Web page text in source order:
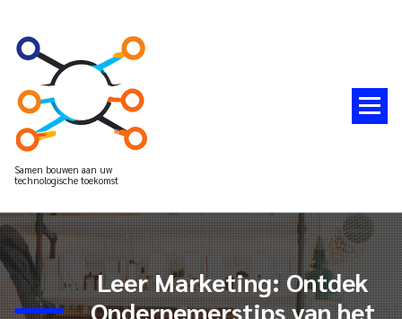
Samen bouwen aan uw
technologische toekomst
Leer Marketing: Ontdek
Ondernemerstips van het